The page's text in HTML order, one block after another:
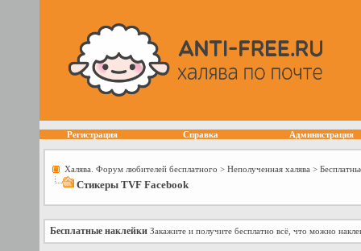
Регистрация Справка Администрация
Халява. Форум любителей бесплатного > Неполученная халява >
Стикеры TVF Facebook
Бесплатные наклейки Закажите и получите бесплатно всё, что можно